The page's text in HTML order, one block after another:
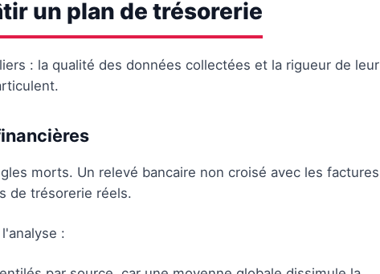
un plan de trésorerie
: la qualité des données collectées et la rigueur de leur
morts. Un relevé bancaire non croisé avec les factures
de trésorerie réels.
: